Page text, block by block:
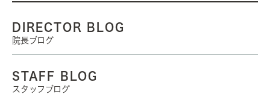
DIRECTOR BLOG
院長ブログ
STAFF BLOG
スタッフブログ